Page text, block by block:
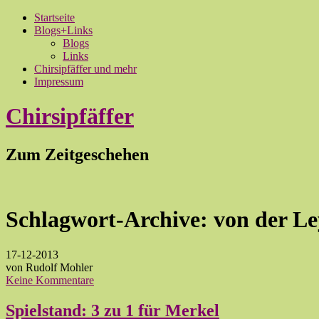
Startseite
Blogs+Links
Blogs
Links
Chirsipfäffer und mehr
Impressum
Chirsipfäffer
Zum Zeitgeschehen
Schlagwort-Archive: von der
17-12-2013
von Rudolf Mohler
Keine Kommentare
Spielstand: 3 zu 1 für Merkel